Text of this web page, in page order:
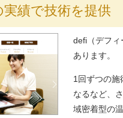
実績で技術を提供
defi（デフィ
あります。
1回ずつの施
なるなど、
域密着型の